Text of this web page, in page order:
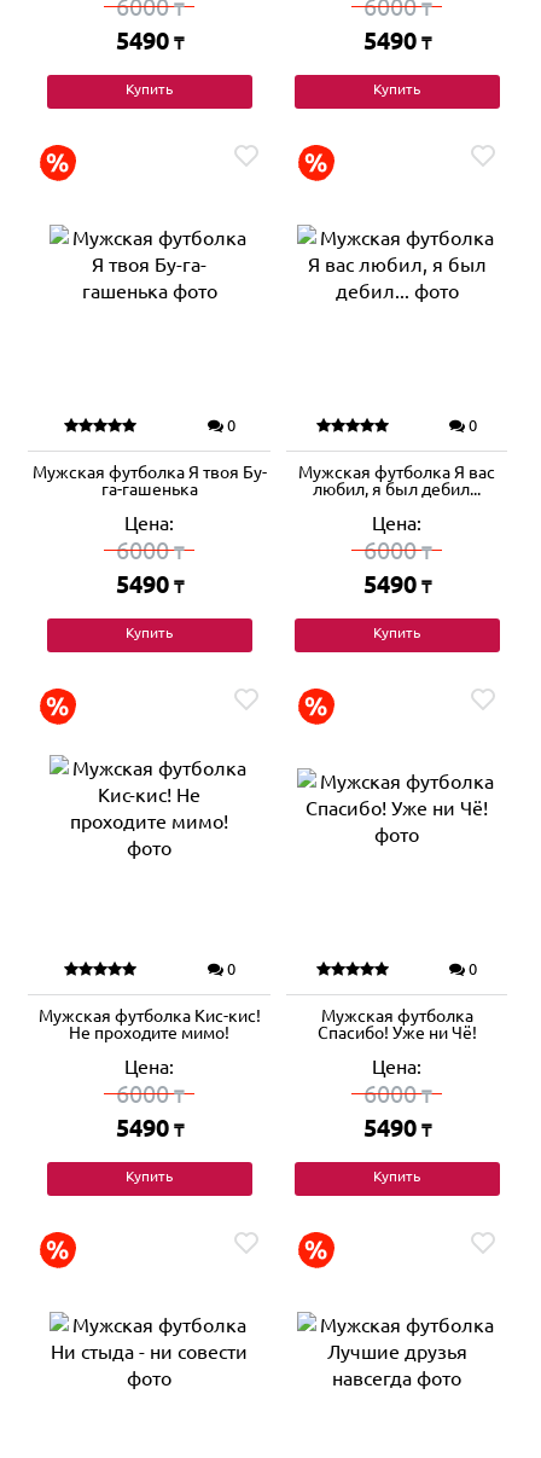
6000₸
5490 ₸
Купить
6000₸
5490 ₸
Купить
0
Мужская футболка Я твоя Бу-
га-гашенька
Цена:
6000₸
5490 ₸
Купить
0
Мужская футболка Я вас
любил, я был дебил...
Цена:
6000₸
5490 ₸
Купить
0
Мужская футболка Кис-кис!
Не проходите мимо!
Цена:
6000₸
5490 ₸
Купить
0
Мужская футболка
Спасибо! Уже ни Чё!
Цена:
6000₸
5490 ₸
Купить